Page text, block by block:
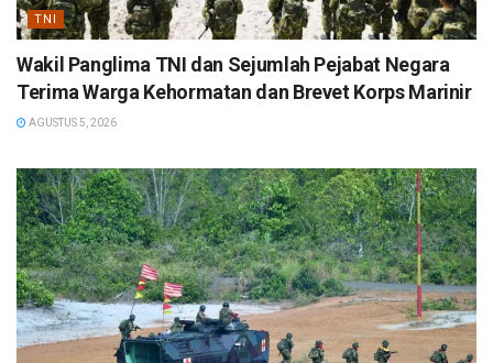
TNI
Wakil Panglima TNI dan Sejumlah Pejabat Negara
Terima Warga Kehormatan dan Brevet Korps Marinir
AGUSTUS 5, 2026